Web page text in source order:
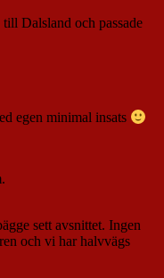
Dalsland och passade
egen minimal insats
sett avsnittet. Ingen
och vi har halvvägs